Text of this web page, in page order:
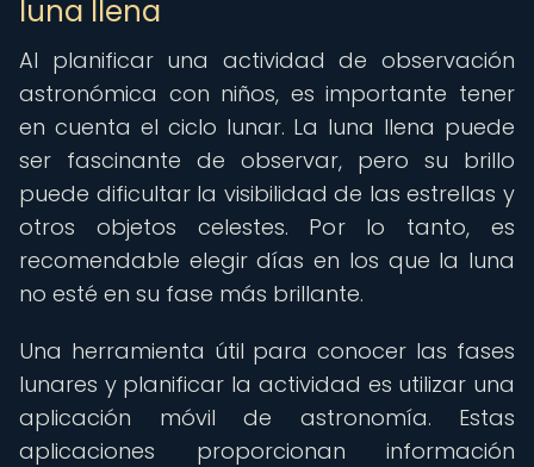
luna llena
Al planificar una actividad de observación
astronómica con niños, es importante tener
en cuenta el ciclo lunar. La luna llena puede
ser fascinante de observar, pero su brillo
puede dificultar la visibilidad de las estrellas y
otros objetos celestes. Por lo tanto, es
recomendable elegir días en los que la luna
no esté en su fase más brillante.
Una herramienta útil para conocer las fases
lunares y planificar la actividad es utilizar una
aplicación móvil de astronomía. Estas
aplicaciones proporcionan información